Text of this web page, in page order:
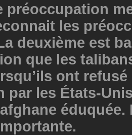
préoccupation
les
deuxième est
que les
ont
par les États-
éduquée.